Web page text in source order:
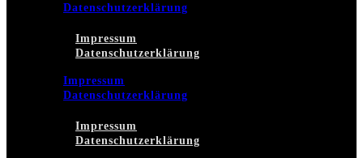
Datenschutzerklärung
Impressum
Datenschutzerklärung
Impressum
Datenschutzerklärung
Impressum
Datenschutzerklärung